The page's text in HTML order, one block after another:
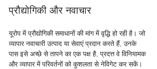
प्रौद्योगिकी और नवाचार
यूरोप में प्रौद्योगिकी समाधानों की मांग में वृद्धि हो रही है। जो
व्यापार नवाचारी उत्पाद या सेवाएं प्रदान करते हैं, उनके
पास इसे अच्छे से तापने का एक पक्ष है, प्रदत्त वे विनियामक
और व्यापार में परिवर्तनों को कुशलता से नेविगेट कर सकें।